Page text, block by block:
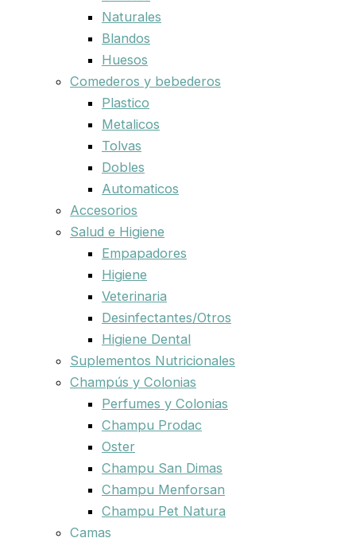
Naturales
Blandos
Huesos
Comederos y bebederos
Plastico
Metalicos
Tolvas
Dobles
Automaticos
Accesorios
Salud e Higiene
Empapadores
Higiene
Veterinaria
Desinfectantes/Otros
Higiene Dental
Suplementos Nutricionales
Champús y Colonias
Perfumes y Colonias
Champu Prodac
Oster
Champu San Dimas
Champu Menforsan
Champu Pet Natura
Camas